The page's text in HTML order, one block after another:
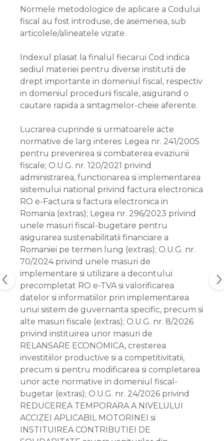
Normele metodologice de aplicare a Codului
fiscal au fost introduse, de asemenea, sub
articolele/alineatele vizate.
Indexul plasat la finalul fiecarui Cod indica
sediul materiei pentru diverse institutii de
drept importante in domeniul fiscal, respectiv
in domeniul procedurii fiscale, asigurand o
cautare rapida a sintagmelor-cheie aferente.
Lucrarea cuprinde si urmatoarele acte
normative de larg interes: Legea nr. 241/2005
pentru prevenirea si combaterea evaziunii
fiscale; O.U.G. nr. 120/2021 privind
administrarea, functionarea si implementarea
sistemului national privind factura electronica
RO e-Factura si factura electronica in
Romania (extras); Legea nr. 296/2023 privind
unele masuri fiscal-bugetare pentru
asigurarea sustenabilitatii financiare a
Romaniei pe termen lung (extras); O.U.G. nr.
70/2024 privind unele masuri de
implementare si utilizare a decontului
precompletat RO e-TVA si valorificarea
datelor si informatiilor prin implementarea
unui sistem de guvernanta specific, precum si
alte masuri fiscale (extras); O.U.G. nr. 8/2026
privind instituirea unor masuri de
RELANSARE ECONOMICA, cresterea
investitiilor productive si a competitivitatii,
precum si pentru modificarea si completarea
unor acte normative in domeniul fiscal-
bugetar (extras); O.U.G. nr. 24/2026 privind
REDUCEREA TEMPORARA A NIVELULUI
ACCIZEI APLICABIL MOTORINEI si
INSTITUIREA CONTRIBUTIEI DE